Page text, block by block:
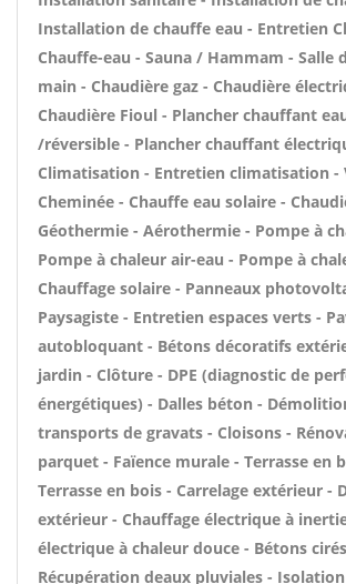
Installation de chauffe eau - Entretien
Chauffe-eau - Sauna / Hammam - Salle
main - Chaudière gaz - Chaudière
Chaudière Fioul - Plancher chauffant
/réversible - Plancher chauffant
Climatisation - Entretien climatisation -
Cheminée - Chauffe eau solaire -
Géothermie - Aérothermie - Pompe à
Pompe à chaleur air-eau - Pompe à
Chauffage solaire - Panneaux
Paysagiste - Entretien espaces verts -
autobloquant - Bétons décoratifs
jardin - Clôture - DPE (diagnostic de
énergétiques) - Dalles béton -
transports de gravats - Cloisons -
parquet - Faïence murale - Terrasse en
Terrasse en bois - Carrelage extérieur -
extérieur - Chauffage électrique à
électrique à chaleur douce - Bétons
Récupération deaux pluviales -